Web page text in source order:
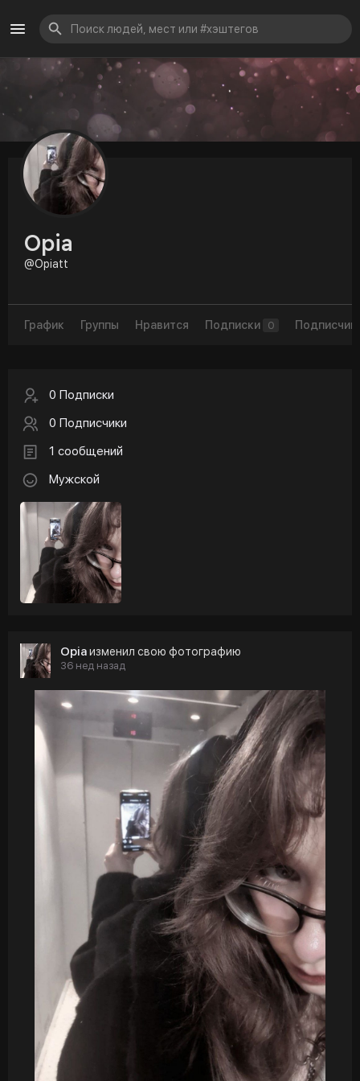
Opia
@Opiatt
График Группы Нравится Подписки 0
0 Подписки
0 Подписчики
1 сообщений
Мужской
Opiaизменил свою фотографию
36 нед назад